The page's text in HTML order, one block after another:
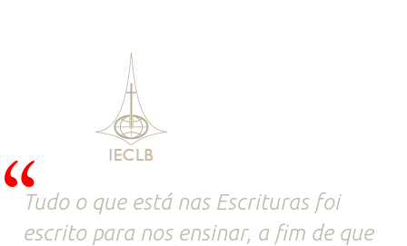
Tudo o que está nas Escrituras foi
escrito para nos ensinar, a fim de que